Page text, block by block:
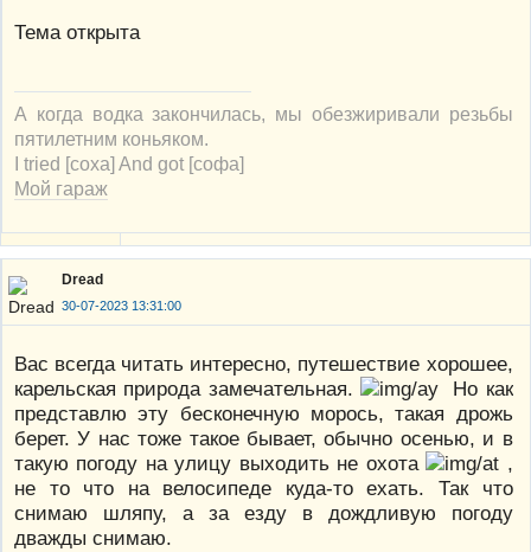
Тема открыта
А когда водка закончилась, мы обезжиривали резьбы
пятилетним коньяком.
I tried [соха] And got [софа]
Мой гараж
Dread
30-07-2023 13:31:00
Вас всегда читать интересно, путешествие хорошее,
карельская природа замечательная.
Но как
представлю эту бесконечную морось, такая дрожь
берет. У нас тоже такое бывает, обычно осенью, и в
такую погоду на улицу выходить не охота
,
не то что на велосипеде куда-то ехать. Так что
снимаю шляпу, а за езду в дождливую погоду
дважды снимаю.